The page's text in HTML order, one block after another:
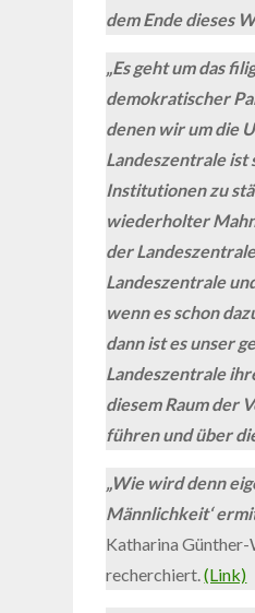
dem Ende dieses
„Es geht um das
demokratischer
denen wir um die
Landeszentrale ist
Institutionen zu
wiederholter
der
Landeszentrale
wenn es schon
dann ist es unser
Landeszentrale
diesem Raum der
führen und über
„Wie wird denn
Männlichkeit‘
Katharina
recherchiert.(Link)